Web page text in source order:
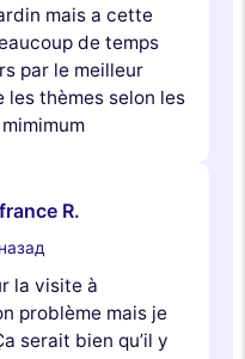
mais a cette
de temps
par le meilleur
thèmes selon les
R.
la visite à
problème mais je
serait bien qu’il y